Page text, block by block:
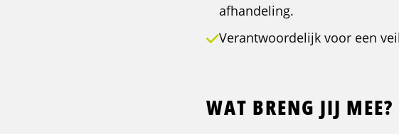
afhandeling.
Verantwoordelijk voor een
WAT BRENG JIJ MEE?